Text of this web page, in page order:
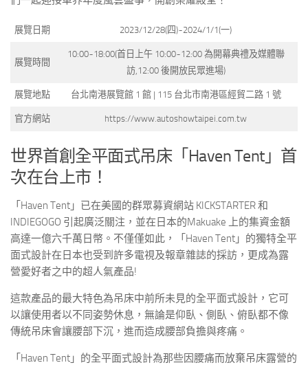
展覽日期 2023/12/28(四)~2024/1/1(一)
展覽時間
10:00~18:00(首日上午 10:00~12:00 為開幕典禮及媒體聯
訪,12:00 後開放民眾進場)
展覽地點 台北南港展覽館 1 館 | 115 台北市南港區經貿二路 1 號
官方網站 https://www.autoshowtaipei.com.tw
世界首創全平面式吊床「Haven Tent」首
次在台上市！
「Haven Tent」已在美國的群眾募資網站 KICKSTARTER 和
INDIEGOGO 引起廣泛關注，並在日本的Makuake 上的集資金額
高達一億六千萬日幣。不僅僅如此，「Haven Tent」的獨特全平
面式設計在日本也受到許多電視及報章雜誌的採訪，更成為露
營愛好者之中的超人氣產品!
這款產品的最大特色為吊床中前所未見的全平面式設計，它可
以讓使用者以不同姿勢休息，無論是仰臥、側臥、俯臥都不像
傳統吊床會讓腰部下沉，進而造成腰部負擔與疼痛。
「Haven Tent」的全平面式設計為那些因腰痛而放棄吊床露營的